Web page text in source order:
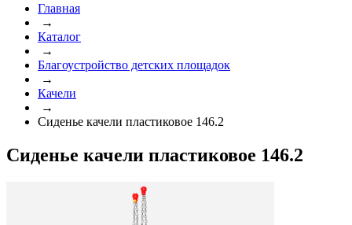
Главная
→
Каталог
→
Благоустройство детских площадок
→
Качели
→
Сиденье качели пластиковое 146.2
Сиденье качели пластиковое 146.2